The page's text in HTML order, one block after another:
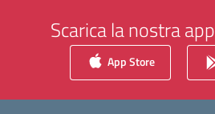
Scarica la nostra
App Store